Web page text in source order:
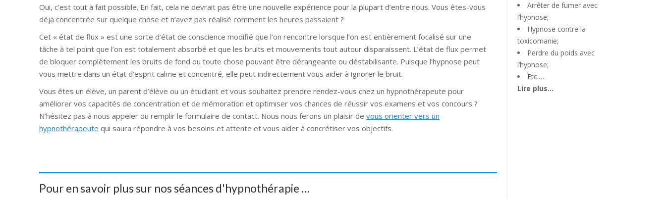
Oui, c’est tout à fait possible. En fait, cela ne devrait pas être une nouvelle expérience pour la plupart d’entre nous. Vous êtes-vous
déjà concentrée sur quelque chose et n’avez pas réalisé comment les heures passaient ?
Cet « état de flux » est une sorte d’état de conscience modifié que l’on rencontre lorsque l’on est entièrement focalisé sur une
tâche à tel point que l’on est totalement absorbé et que les bruits et mouvements tout autour disparaissent. L’état de flux permet
de bloquer complètement les bruits de fond ou toute chose pouvant être dérangeante ou déstabilisante. Puisque l’hypnose peut
vous mettre dans un état d’esprit calme et concentré, elle peut indirectement vous aider à ignorer le bruit.
Vous êtes un élève, un parent d’élève ou un étudiant et vous souhaitez prendre rendez-vous chez un hypnothérapeute pour
améliorer vos capacités de concentration et de mémoration et optimiser vos chances de réussir vos examens et vos concours ?
N’hésitez pas à nous appeler ou remplir le formulaire de contact. Nous nous ferons un plaisir de vous orienter vers un
hypnothérapeute qui saura répondre à vos besoins et attente et vous aider à concrétiser vos objectifs.
Pour en savoir plus sur nos séances d'hypnothérapie …
Arrêter de fumer avec
l’hypnose;
Hypnose contre la
toxicomanie;
Perdre du poids avec
l’hypnose;
Etc.…
Lire plus…